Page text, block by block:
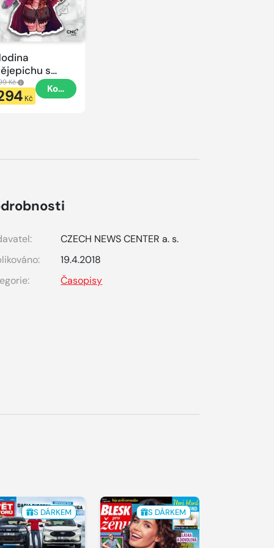
s
Kč
Kč
Koupit
CZECH NEWS CENTER a. s.
19.4.2018
Časopisy
S DÁRKEM S DÁRKEM